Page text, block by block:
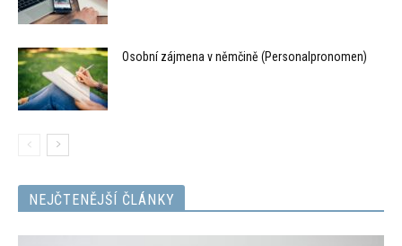
Osobní zájmena v němčině (Personalpronomen)
NEJČTENĚJŠÍ ČLÁNKY